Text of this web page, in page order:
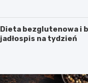
Dieta bezglutenowa i
jadłospis na tydzień